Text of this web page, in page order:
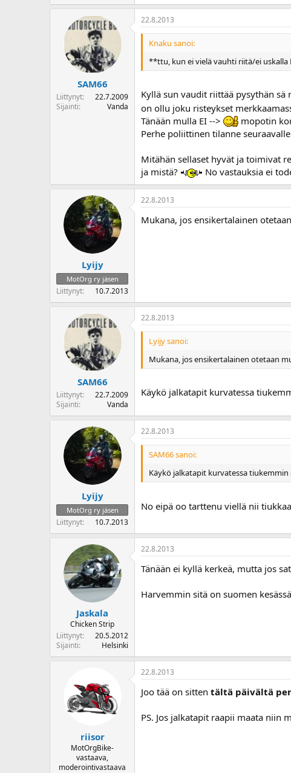
SAM66
Liittynyt
22.7.2009
Sijainti
Vanda
22.8.2013
Knaku sanoi:
**ttu, kun ei vielä vauhti riitä/ei uskalla
Kyllä sun vaudit riittää pysythän sä
on ollu joku risteykset
Tänään mulla EI -->
mopotin
Perhe poliittinen tilanne
Mitähän sellaset hyvät ja toimivat
ja mistä?
No vastauksia ei
Lyijy
MotOrg ry jäsen
Liittynyt 10.7.2013
22.8.2013
Mukana, jos ensikertalainen
SAM66
Liittynyt
22.7.2009
Sijainti
Vanda
22.8.2013
Lyijy sanoi:
Mukana, jos ensikertalainen otetaan
Käykö jalkatapit kurvatessa
Lyijy
MotOrg ry jäsen
Liittynyt 10.7.2013
22.8.2013
SAM66 sanoi:
Käykö jalkatapit kurvatessa tiukemmin
No eipä oo tarttenu viellä nii
Jaskala
Chicken Strip
Liittynyt
20.5.2012
Sijainti
Helsinki
22.8.2013
Tänään ei kyllä kerkeä, mutta jos
Harvemmin sitä on suomen
riisor
MotOrgBike-
vastaava,
moderointivastaava
22.8.2013
Joo tää on sitten tältä päivältä
PS. Jos jalkatapit raapii maata niin